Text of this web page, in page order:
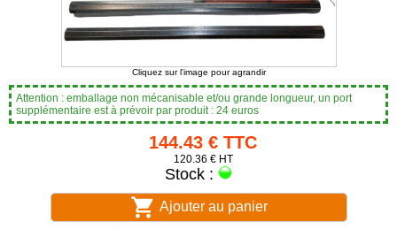
Cliquez sur l'image pour agrandir
Attention : emballage non mécanisable et/ou grande longueur, un port
supplémentaire est à prévoir par produit : 24 euros
144.43 € TTC
120.36 € HT
Stock :
Ajouter au panier